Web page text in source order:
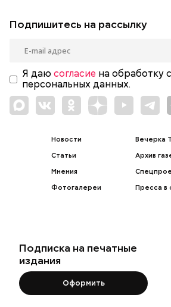
Подпишитесь на рассылку
Я даю согласие на обработку
персональных данных.
Новости
Статьи
Мнения
Фотогалереи
Вечерка
Архив
Пресса в
Подписка на печатные
издания
Оформить